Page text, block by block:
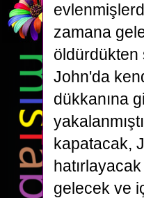
zamana
öldürdükten
John'da
dükkanına
kapatacak,
gelecek ve